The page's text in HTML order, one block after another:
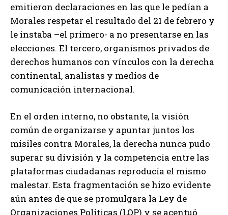
emitieron declaraciones en las que le pedían a
Morales respetar el resultado del 21 de febrero y
le instaba –el primero- a no presentarse en las
elecciones. El tercero, organismos privados de
derechos humanos con vínculos con la derecha
continental, analistas y medios de
comunicación internacional.
En el orden interno, no obstante, la visión
común de organizarse y apuntar juntos los
misiles contra Morales, la derecha nunca pudo
superar su división y la competencia entre las
plataformas ciudadanas reproducía el mismo
malestar. Esta fragmentación se hizo evidente
aún antes de que se promulgara la Ley de
Organizaciones Políticas (LOP) y se acentuó